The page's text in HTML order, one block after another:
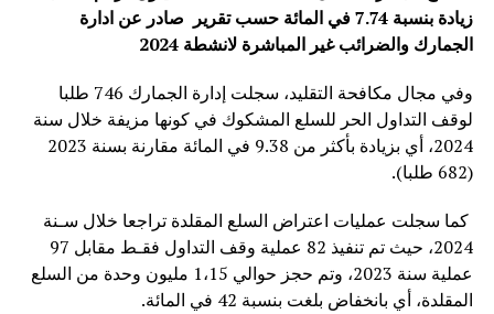
زيادة بنسبة 7.74 في المائة
حسب تقرير صادر عن ادارة
الجمارك والضرائب غير المباشرة لانشطة 2024
وفي مجال مكافحة التقليد، سجلت إدارة الجمارك 746 طلبا
لوقف التداول الحر للسلع المشكوك في كونها مزيفة خلال سنة
2024، أي بزيادة بأكثر من 9.38 في المائة مقارنة بسنة 2023
(682 طلبا).
كما سجلت عمليات اعتراض السلع المقلدة تراجعا خلال سـنة
2024، حيث تم تنفيذ 82 عملية وقف التداول فقـط مقابل 97
عملية سنة 2023، وتم حجز حوالي 1،15 مليون وحدة من السلع
المقلدة، أي بانخفاض بلغت بنسبة 42 في المائة.